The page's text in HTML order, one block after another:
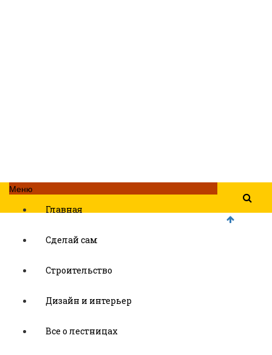
Меню
Главная
Сделай сам
Строительство
Дизайн и интерьер
Все о лестницах